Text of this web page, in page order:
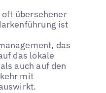
übersehener
ist
das
das lokale
auch auf den
mit